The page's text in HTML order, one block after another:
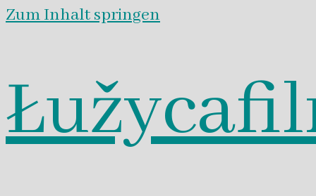
Zum Inhalt springen